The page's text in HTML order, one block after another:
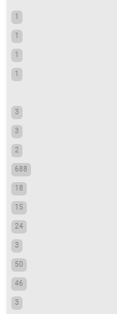
1
1
1
1
3
3
2
688
18
15
24
3
50
46
3